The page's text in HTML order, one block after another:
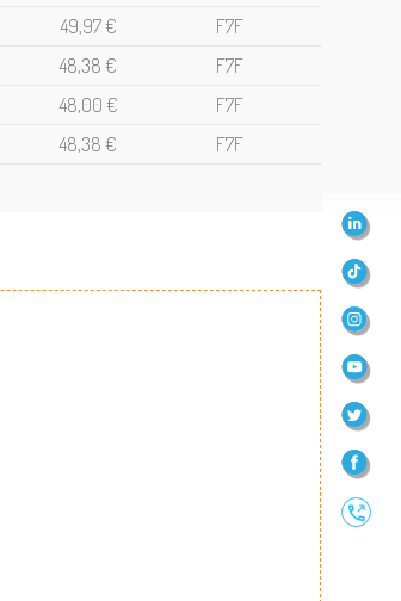
LinkedIn
TikTok
YouTube
Twitter
49,97 €
F7F
48,38 €
F7F
48,00 €
F7F
48,38 € F7F